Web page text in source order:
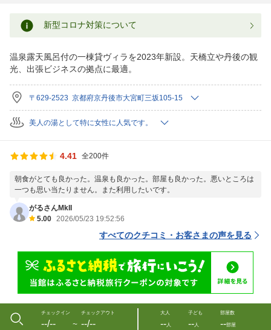
新型コロナ対策について
温泉露天風呂付の一棟貸ヴィラを2023年新設。天橋立や丹後の観
光、出張ビジネスの拠点に最適。
〒629-2523 京都府京丹後市大宮町三坂105-15
美人の湯として特に女性に人気です。
4.41 全200件
朝食がとても良かった。温泉も良かった。部屋も良かった。悪いところは
一つも思い当たりません。また利用したいです。
がるさんMkII
5.00 2026/05/23 19:52:56
すべてのクチコミ・お客さまの声を見る
チェックイン
--/-- 〜
チェックアウト
--/--
大人
--人
子ども
--人
部屋数
--部屋